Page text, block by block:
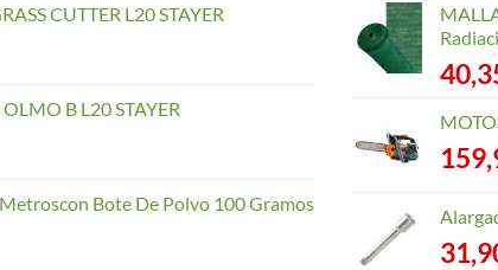
CUTTER L20 STAYER
B L20 STAYER
Bote De Polvo 100 Gramos